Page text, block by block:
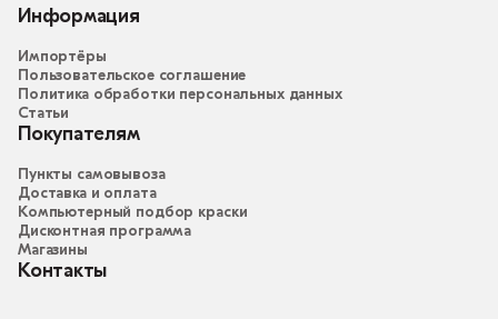
Информация
Импортёры
Пользовательское соглашение
Политика обработки персональных данных
Статьи
Покупателям
Пункты самовывоза
Доставка и оплата
Компьютерный подбор краски
Дисконтная программа
Магазины
Контакты